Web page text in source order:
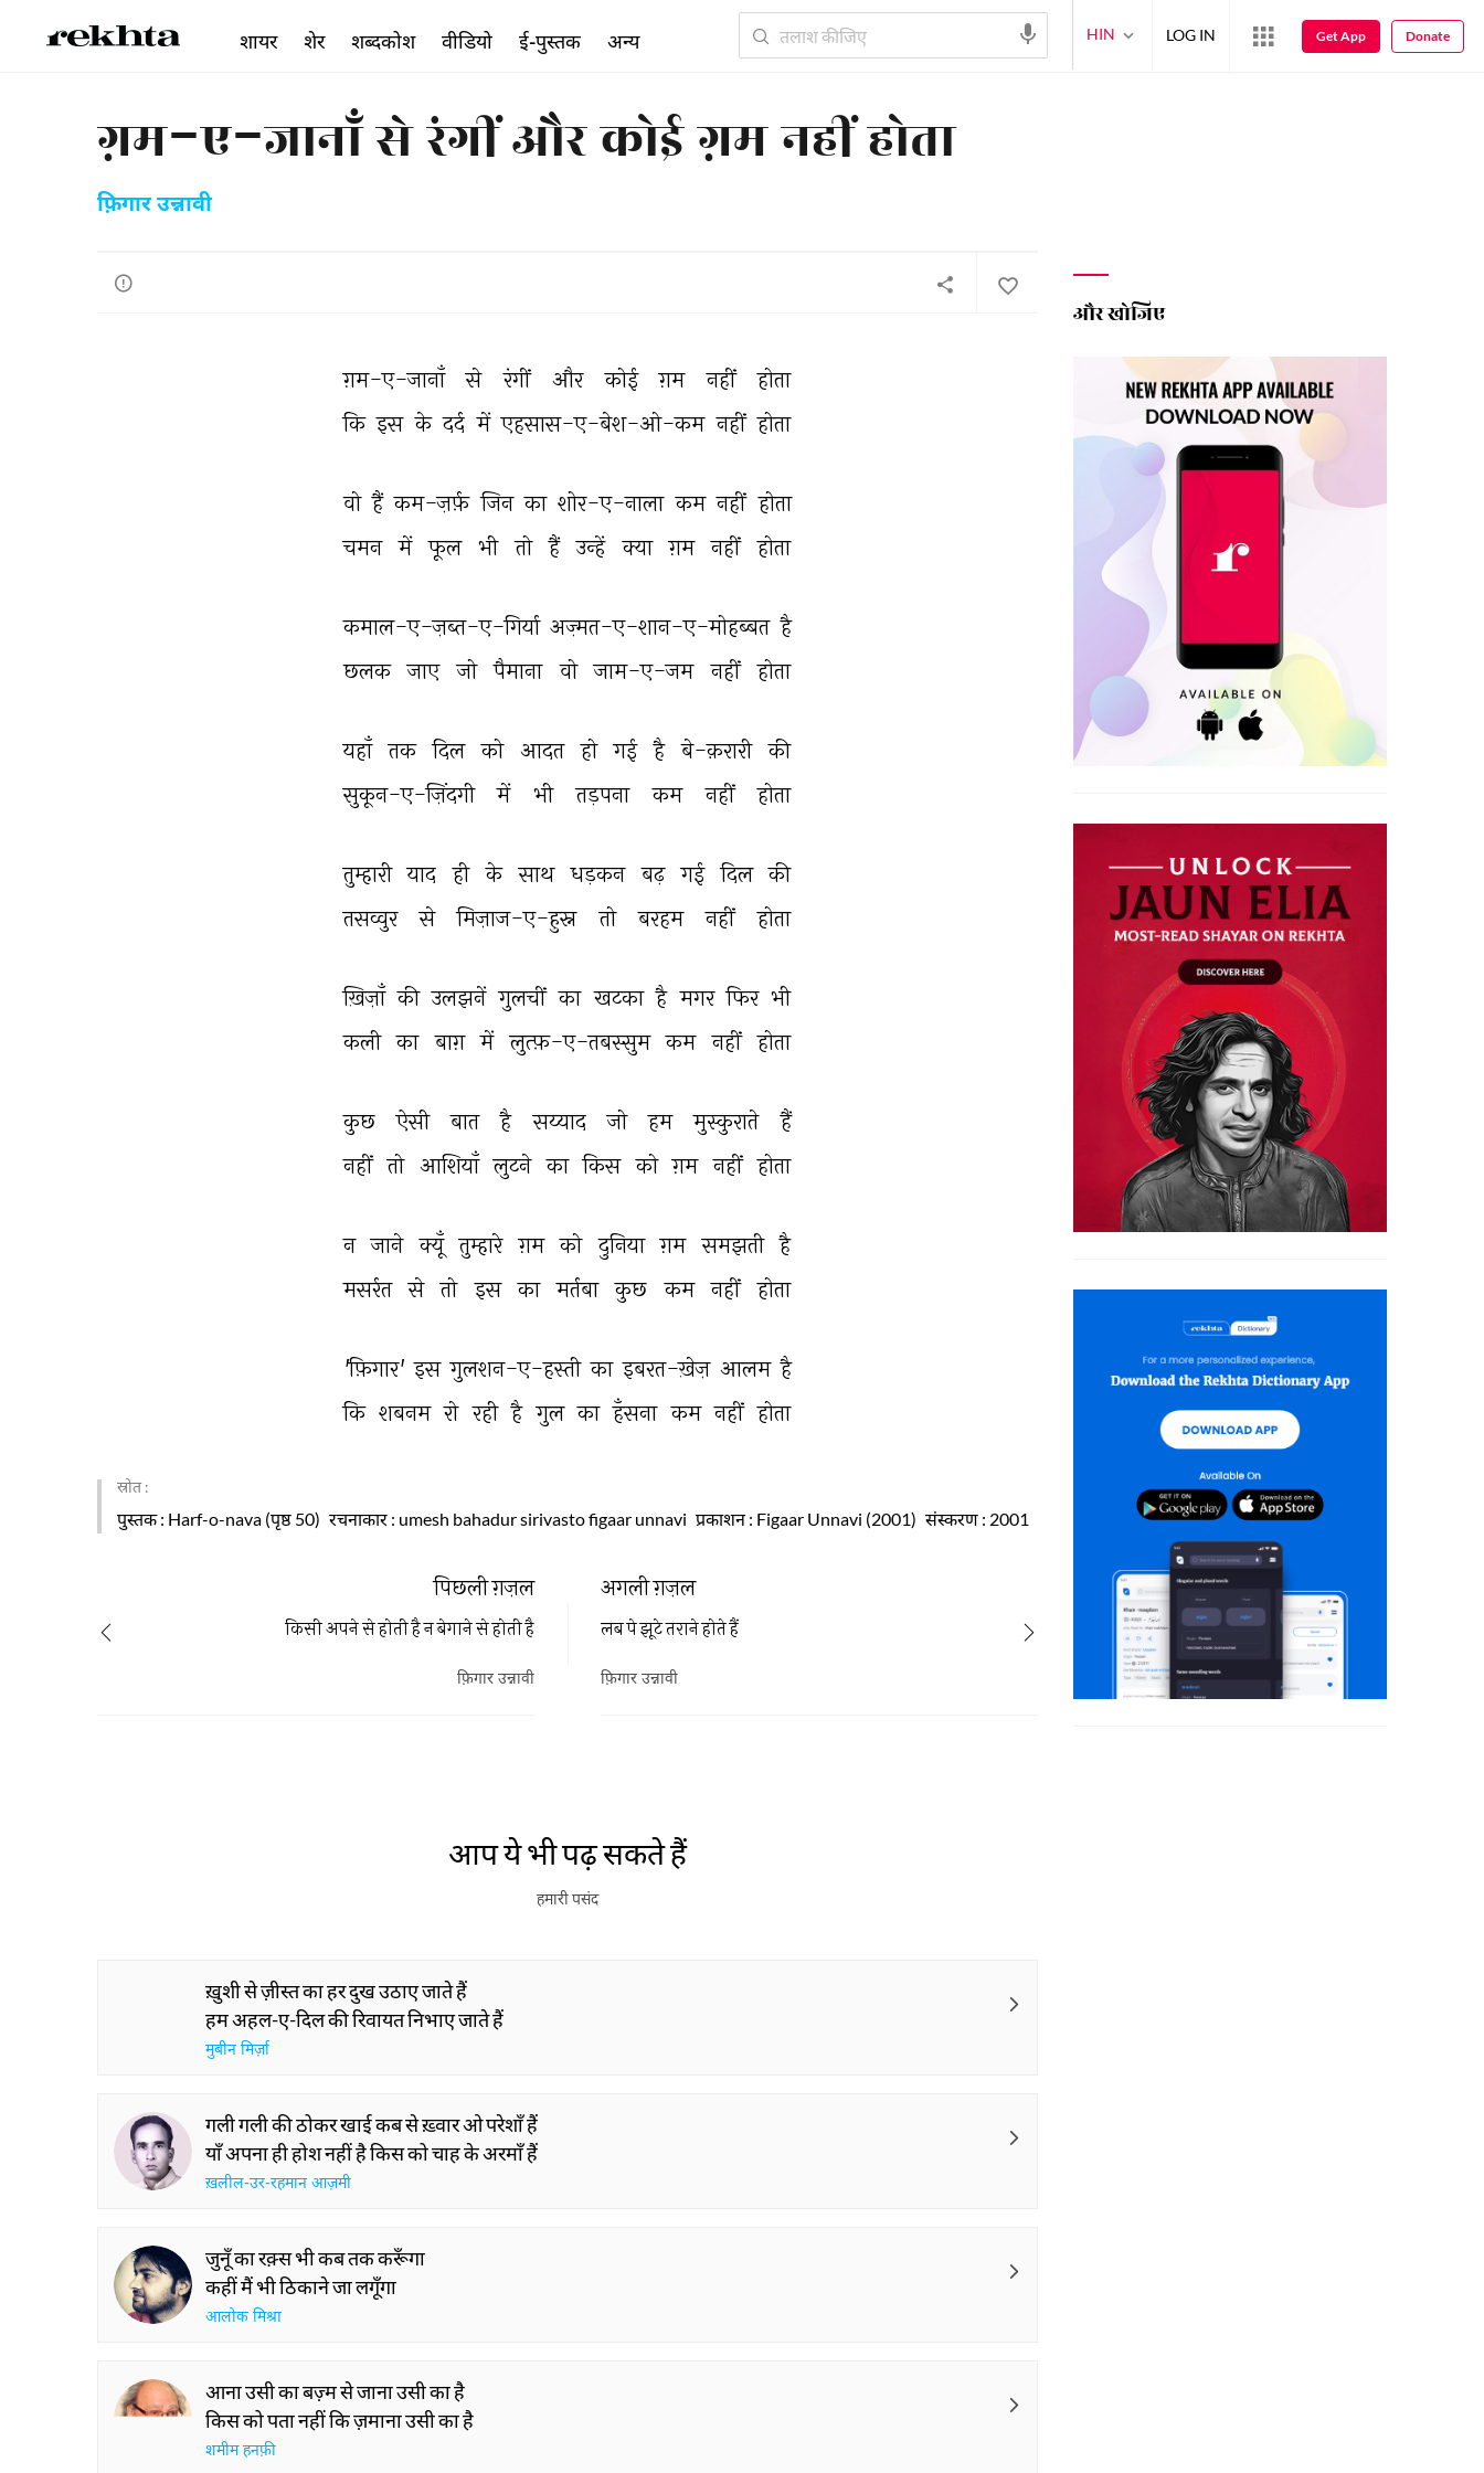
ग़म-ए-जानाँ से रंगीं और कोई ग़म नहीं होता
फ़िगार उन्नावी
ग़म-ए-जानाँ से रंगीं और कोई ग़म नहीं
होता
कि इस के दर्द में एहसास-ए-बेश-ओ-कम नहीं होता
वो हैं कम-ज़र्फ़ जिन का शोर-ए-नाला कम नहीं होता
चमन में फूल भी तो हैं उन्हें क्या ग़म नहीं होता
कमाल-ए-ज़ब्त-ए-गिर्या अज़्मत-ए-शान-ए-मोहब्बत है
छलक जाए जो पैमाना वो जाम-ए-जम नहीं होता
यहाँ तक दिल को आदत हो गई है बे-क़रारी की
सुकून-ए-ज़िंदगी
में भी तड़पना कम नहीं होता
तुम्हारी याद ही के साथ धड़कन बढ़ गई दिल की
तसव्वुर
से मिज़ाज-ए-हुस्न तो बरहम नहीं होता
ख़िज़ाँ की उलझनें गुलचीं का खटका है मगर फिर भी
कली का बाग़ में लुत्फ़-ए-तबस्सुम कम नहीं होता
कुछ ऐसी बात है सय्याद जो हम मुस्कुराते
हैं
नहीं तो आशियाँ लुटने का किस को ग़म नहीं होता
न जाने क्यूँ तुम्हारे ग़म को दुनिया ग़म समझती है
मसर्रत से तो इस का मर्तबा कुछ कम नहीं होता
'फ़िगार' इस गुलशन-ए-हस्ती का इबरत-ख़ेज़ आलम है
कि शबनम रो रही है गुल का हँसना कम नहीं होता
स्रोत :
पुस्तक: Harf-o-nava (पृष्ठ 50) रचनाकार : umesh bahadur sirivasto figaar unnavi प्रकाशन: Figaar Unnavi (2001) संस्करण : 2001
अगली ग़ज़ल
लब पे झूटे तराने होते हैं
फ़िगार उन्नावी
पिछली ग़ज़ल
किसी अपने से होती है न बेगाने से होती है
फ़िगार उन्नावी
आप ये भी पढ़ सकते हैं
हमारी पसंद
ख़ुशी से ज़ीस्त का हर दुख उठाए जाते हैं
हम अहल-ए-दिल की रिवायत निभाए जाते हैं
मुबीन मिर्ज़ा
गली गली की ठोकर खाई कब से ख़्वार ओ परेशाँ हैं
याँ अपना ही होश नहीं है किस को चाह के अरमाँ हैं
ख़लील-उर-रहमान आज़मी
जुनूँ का रक़्स भी कब तक करूँगा
कहीं मैं भी ठिकाने जा लगूँगा
आलोक मिश्रा
आना उसी का बज़्म से जाना उसी का है
किस को पता नहीं कि ज़माना उसी का है
शमीम हनफ़ी
और खोजिए
शायर शेर शब्दकोश वीडियो ई-पुस्तक अन्य HIN LOG IN Get App Donate